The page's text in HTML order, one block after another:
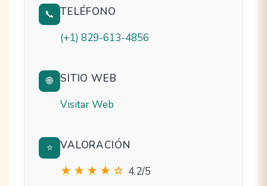
📞 TELÉFONO
(+1) 829-613-4856
🌐
SITIO WEB
Visitar Web
⭐ VALORACIÓN
★★★★☆ 4.2/5